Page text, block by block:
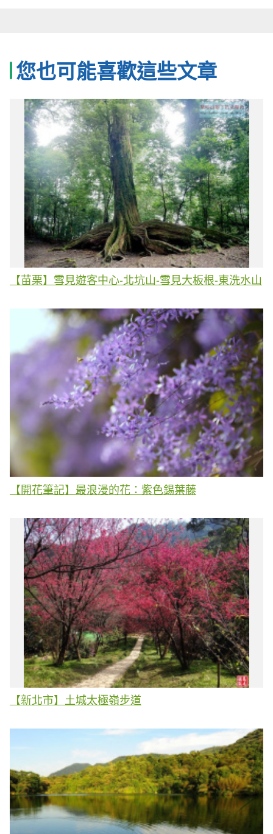
您也可能喜歡這些文章
【苗栗】雪見遊客中心-北坑山-雪見大板根-東洗水山
【開花筆記】最浪漫的花：紫色錫葉藤
【新北市】土城太極嶺步道